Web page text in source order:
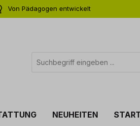
Von Pädagogen entwickelt
NEUHEITEN